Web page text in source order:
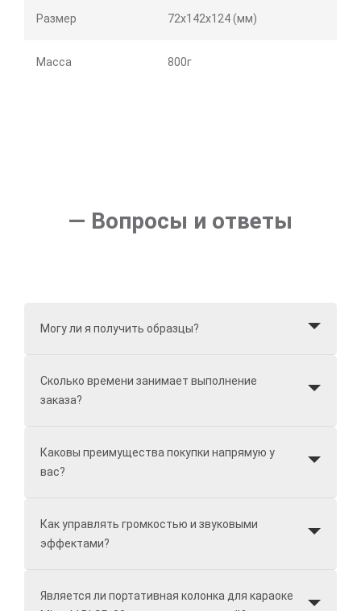
Размер 72x142x124 (мм)
Масса 800г
— Вопросы и ответы
Могу ли я получить образцы?
Сколько времени занимает выполнение
заказа?
Каковы преимущества покупки напрямую у
вас?
Как управлять громкостью и звуковыми
эффектами?
Является ли портативная колонка для караоке